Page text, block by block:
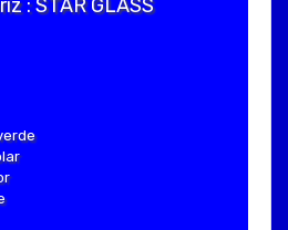
: STAR GLASS